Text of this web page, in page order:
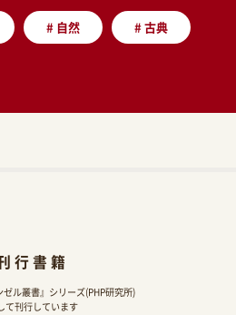
# 自然 #古典
行書籍
ル叢書』シリーズ(PHP研究所)
て刊行しています